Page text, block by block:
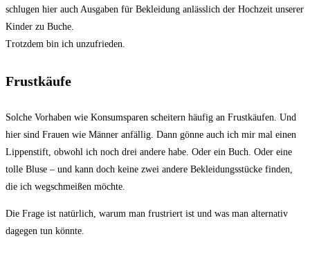
schlugen hier auch Ausgaben für Bekleidung anlässlich der Hochzeit unserer
Kinder zu Buche.
Trotzdem bin ich unzufrieden.
Frustkäufe
Solche Vorhaben wie Konsumsparen scheitern häufig an Frustkäufen. Und
hier sind Frauen wie Männer anfällig. Dann gönne auch ich mir mal einen
Lippenstift, obwohl ich noch drei andere habe. Oder ein Buch. Oder eine
tolle Bluse – und kann doch keine zwei andere Bekleidungsstücke finden,
die ich wegschmeißen möchte.
Die Frage ist natürlich, warum man frustriert ist und was man alternativ
dagegen tun könnte.